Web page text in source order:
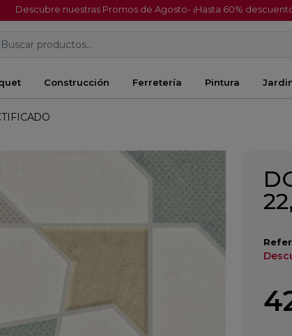
Descubre nuestras Promos de Agosto- ¡Hasta 60%
Buscar productos...
Construcción Ferretería Pintura